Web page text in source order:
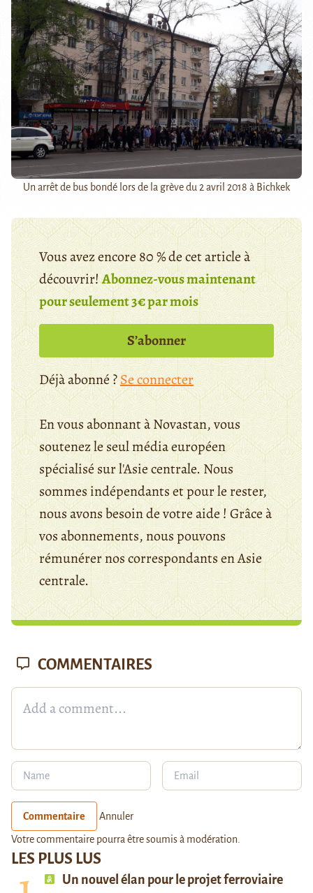
Un arrêt de bus bondé lors de la grève du 2 avril 2018 à Bichkek
Vous avez encore 80 % de cet article à
découvrir!Abonnez-vous maintenant
pour seulement 3€ par mois
S’abonner
Déjà abonné ?Se connecter
En vous abonnant à Novastan, vous
soutenez le seul média européen
spécialisé sur l'Asie centrale. Nous
sommes indépendants et pour le rester,
nous avons besoin de votre aide ! Grâce à
vos abonnements, nous pouvons
rémunérer nos correspondants en Asie
centrale.
LES PLUS LUS
Un nouvel élan pour le projet ferroviaire
COMMENTAIRES
Commentaire Annuler
Votre commentaire pourra être soumis à modération.